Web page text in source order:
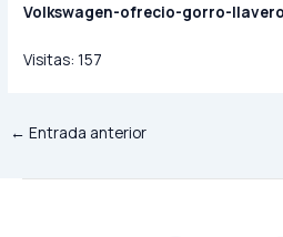
Volkswagen-ofrecio-gorro-
Visitas: 157
← Entrada anterior